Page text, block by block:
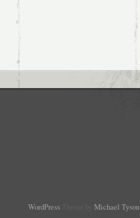
WordPress Michael Tyson